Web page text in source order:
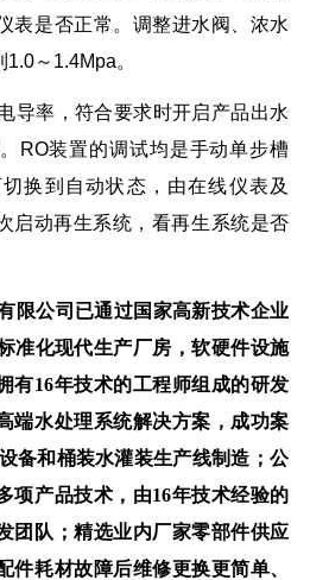
表是否正常。调整进水阀、浓水
～1.4Mpa。
导率，符合要求时开启产品出水
RO装置的调试均是手动单步槽
换到自动状态，由在线仪表及
启动再生系统，看再生系统是否
限公司已通过国家高新技术企业
准化现代生产厂房，软硬件设施
有16年技术的工程师组成的研发
端水处理系统解决方案，成功案
备和桶装水灌装生产线制造；公
项产品技术，由16年技术经验的
团队；精选业内厂家零部件供应
件耗材故障后维修更换更简单、